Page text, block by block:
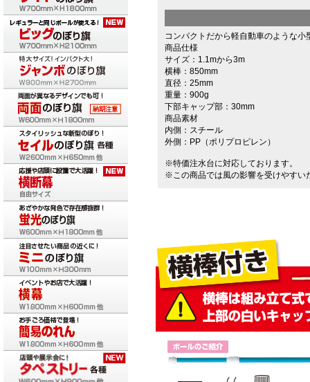
コンパクトだから軽自動車のような
商品仕様
サイズ：1.1mから3m
横棒：850mm
直径：25mm
重量：900g
下部キャップ部：30mm
商品素材
内側：スチール
外側：PP（ポリプロピレン）
※特価注水台に対応しております。
※この商品では風の影響を受けやすい